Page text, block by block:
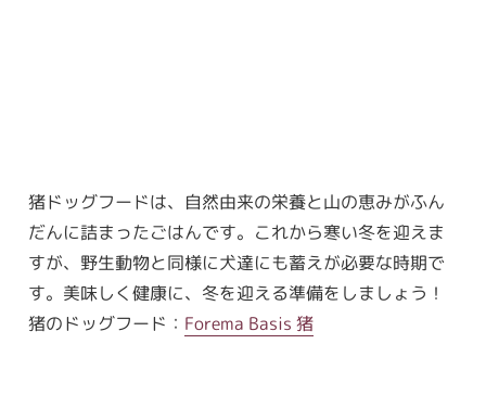
猪ドッグフードは、自然由来の栄養と山の恵みがふん
だんに詰まったごはんです。これから寒い冬を迎えま
すが、野生動物と同様に犬達にも蓄えが必要な時期で
す。美味しく健康に、冬を迎える準備をしましょう！
猪のドッグフード： Forema Basis 猪